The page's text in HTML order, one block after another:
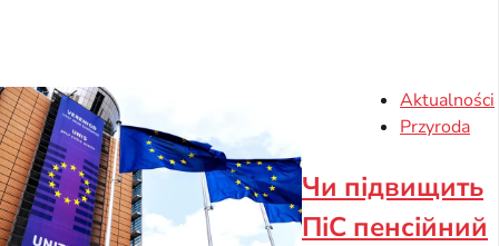
Aktualności
Przyroda
Чи підвищить
ПіС пенсійний